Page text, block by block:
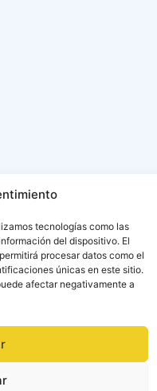
tecnologías como las
del dispositivo. El
procesar datos como el
únicas en este sitio.
afectar negativamente a